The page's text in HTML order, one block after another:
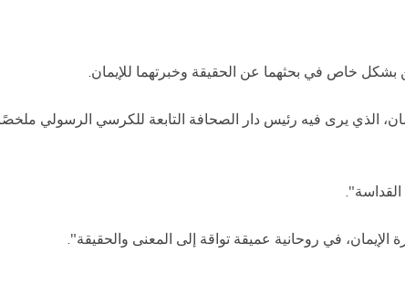
خاص في بحثهما عن الحقيقة وخبرتهما للإيمان.
الذي يرى فيه رئيس دار الصحافة التابعة للكرسي الرسولي ملخصًا
في روحانية عميقة تواقة إلى المعنى والحقيقة".